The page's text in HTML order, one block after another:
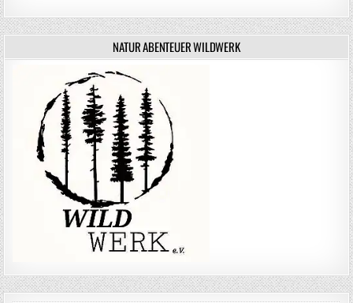
NATUR ABENTEUER WILDWERK